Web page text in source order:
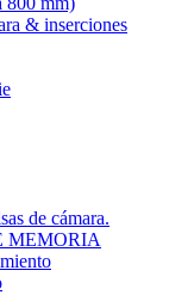
& inserciones
de cámara.
MEMORIA